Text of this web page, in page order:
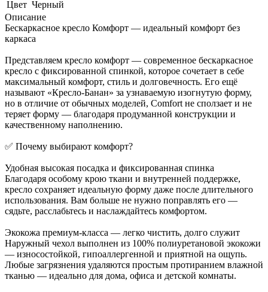
Цвет Черный
Описание
Бескаркасное кресло Комфорт — идеальный комфорт без
каркаса
Представляем кресло комфорт — современное бескаркасное
кресло с фиксированной спинкой, которое сочетает в себе
максимальный комфорт, стиль и долговечность. Его ещё
называют «Кресло-Банан» за узнаваемую изогнутую форму,
но в отличие от обычных моделей, Comfort не сползает и не
теряет форму — благодаря продуманной конструкции и
качественному наполнению.
✅ Почему выбирают комфорт?
Удобная высокая посадка и фиксированная спинка
Благодаря особому крою ткани и внутренней поддержке,
кресло сохраняет идеальную форму даже после длительного
использования. Вам больше не нужно поправлять его —
сядьте, расслабьтесь и наслаждайтесь комфортом.
Экокожа премиум-класса — легко чистить, долго служит
Наружный чехол выполнен из 100% полиуретановой экокожи
— износостойкой, гипоаллергенной и приятной на ощупь.
Любые загрязнения удаляются простым протиранием влажной
тканью — идеально для дома, офиса и детской комнаты.